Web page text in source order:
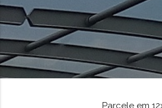
Parcele em